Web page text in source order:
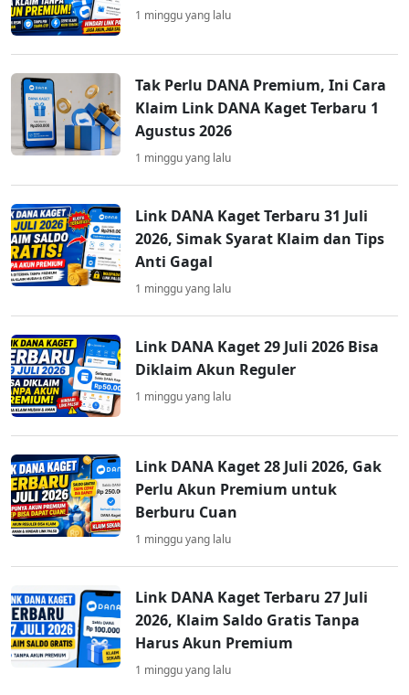
1 minggu yang lalu
Tak Perlu DANA Premium, Ini Cara
Klaim Link DANA Kaget Terbaru 1
Agustus 2026
1 minggu yang lalu
Link DANA Kaget Terbaru 31 Juli
2026, Simak Syarat Klaim dan Tips
Anti Gagal
1 minggu yang lalu
Link DANA Kaget 29 Juli 2026 Bisa
Diklaim Akun Reguler
1 minggu yang lalu
Link DANA Kaget 28 Juli 2026, Gak
Perlu Akun Premium untuk
Berburu Cuan
1 minggu yang lalu
Link DANA Kaget Terbaru 27 Juli
2026, Klaim Saldo Gratis Tanpa
Harus Akun Premium
1 minggu yang lalu